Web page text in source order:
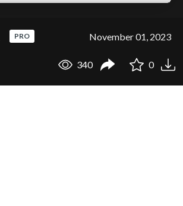
PRO November 01, 2023
340 0